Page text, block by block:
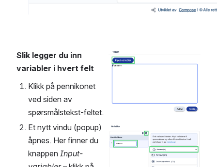
Slik legger du inn
variabler i hvert felt
Klikk på pennikonet
ved siden av
spørsmålstekst-feltet.
Et nytt vindu (popup)
åpnes. Her finner du
knappen Input-
Open